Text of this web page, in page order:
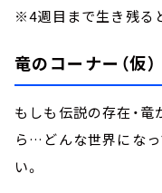
※4週目まで生き残る
竜のコーナー（仮）
もしも伝説の存在・
ら…どんな世界にな
い。